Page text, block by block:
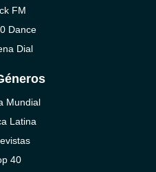
FM
Dance
Dial
Mundial
Latina
40